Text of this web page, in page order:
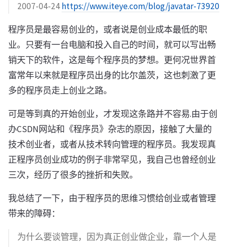
2007-04-24https://www.iteye.com/blog/javatar-73920
程序员是最容易创业的，或者说是创业成本最低的职
业。只要有一台电脑和投入自己的时间，就可以写出畅
销天下的软件，这是每个程序员的梦想。更何况世界首
富常年以来就是程序员出身的比尔盖茨，这也刺激了更
多的程序员走上创业之路。
可是等到真的开始创业，才发现这条路并不容易.由于创
办CSDN网站和《程序员》杂志的原因，接触了大量的
技术创业者，或者从技术转向管理的程序员。我发现真
正程序员创业成功的例子非常罕见，我自己也曾经创业
三次，经历了很多的挫折和失败。
我总结了一下，由于程序员的思维习惯给创业或者管理
带来的障碍：
为什么要谈管理，因为真正创业做企业，靠一个人是